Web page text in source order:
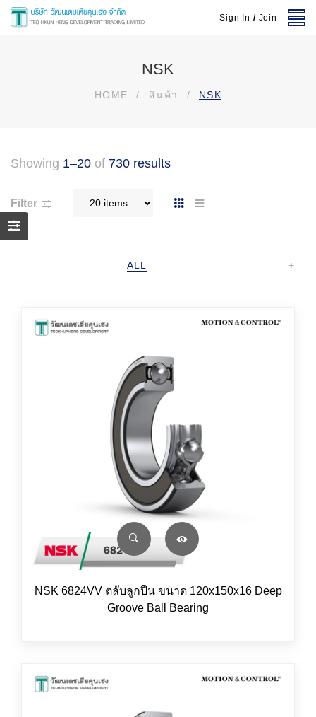
Sign In / Join
NSK
HOME / สินค้า / NSK
Showing 1–20 of 730 results
Filter
ALL +
NSK 6824VV ตลับลูกปืน ขนาด 120x150x16 Deep
Groove Ball Bearing